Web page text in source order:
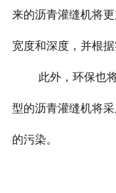
来的沥青灌缝机将
宽度和深度，并根
此外，环保也
型的沥青灌缝机将
的污染。